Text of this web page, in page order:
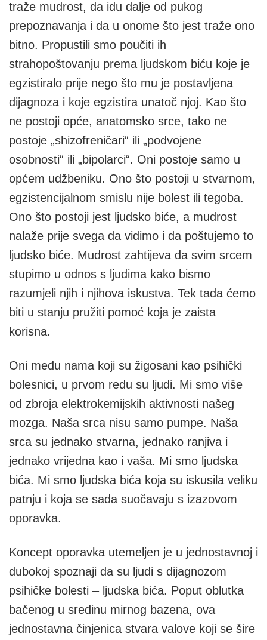
traže mudrost, da idu dalje od pukog
prepoznavanja i da u onome što jest traže ono
bitno. Propustili smo poučiti ih
strahopoštovanju prema ljudskom biću koje je
egzistiralo prije nego što mu je postavljena
dijagnoza i koje egzistira unatoč njoj. Kao što
ne postoji opće, anatomsko srce, tako ne
postoje „shizofreničari“ ili „podvojene
osobnosti“ ili „bipolarci“. Oni postoje samo u
općem udžbeniku. Ono što postoji u stvarnom,
egzistencijalnom smislu nije bolest ili tegoba.
Ono što postoji jest ljudsko biće, a mudrost
nalaže prije svega da vidimo i da poštujemo to
ljudsko biće. Mudrost zahtijeva da svim srcem
stupimo u odnos s ljudima kako bismo
razumjeli njih i njihova iskustva. Tek tada ćemo
biti u stanju pružiti pomoć koja je zaista
korisna.
Oni među nama koji su žigosani kao psihički
bolesnici, u prvom redu su ljudi. Mi smo više
od zbroja elektrokemijskih aktivnosti našeg
mozga. Naša srca nisu samo pumpe. Naša
srca su jednako stvarna, jednako ranjiva i
jednako vrijedna kao i vaša. Mi smo ljudska
bića. Mi smo ljudska bića koja su iskusila veliku
patnju i koja se sada suočavaju s izazovom
oporavka.
Koncept oporavka utemeljen je u jednostavnoj i
dubokoj spoznaji da su ljudi s dijagnozom
psihičke bolesti – ljudska bića. Poput oblutka
bačenog u sredinu mirnog bazena, ova
jednostavna činjenica stvara valove koji se šire